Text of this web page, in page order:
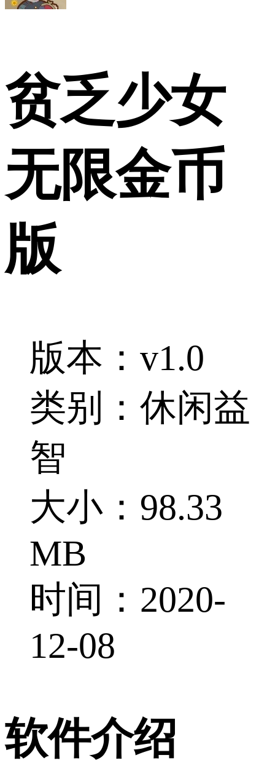
贫乏少女
无限金币
版
版本：v1.0
类别：休闲益
智
大小：98.33
MB
时间：2020-
12-08
软件介绍